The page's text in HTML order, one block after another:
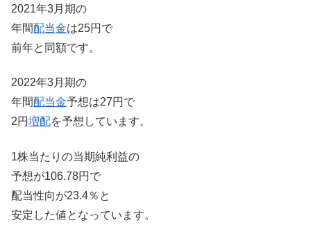
2021年3月期の
年間配当金は25円で
前年と同額です。
2022年3月期の
年間配当金予想は27円で
2円増配を予想しています。
1株当たりの当期純利益の
予想が106.78円で
配当性向が23.4％と
安定した値となっています。